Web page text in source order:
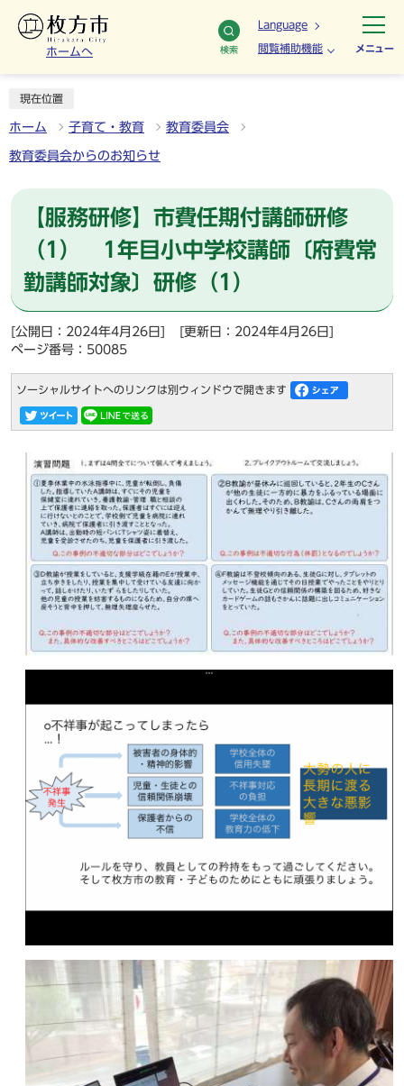
ホームへ 検索
Language
閲覧補助機能 メニュー
現在位置
ホーム 子育て・教育 教育委員会
教育委員会からのお知らせ
【服務研修】市費任期付講師研修
（1） 1年目小中学校講師〔府費常
勤講師対象〕研修（1）
[公開日：2024年4月26日]
[更新日：2024年4月26日]
ページ番号：50085
ソーシャルサイトへのリンクは別ウィンドウで開きます